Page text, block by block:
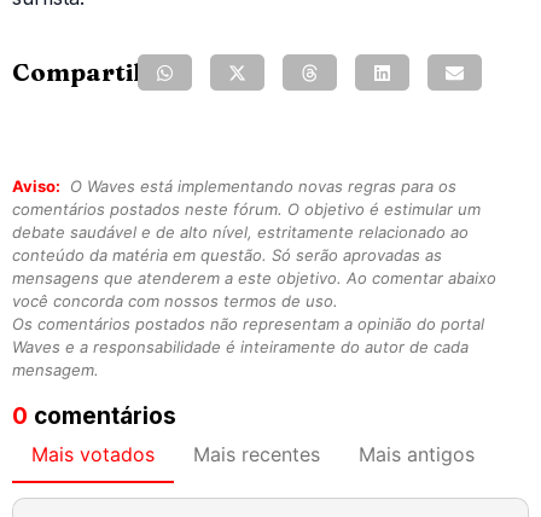
Compartilhe:
Aviso:
O Waves está implementando novas regras para os
comentários postados neste fórum. O objetivo é estimular um
debate saudável e de alto nível, estritamente relacionado ao
conteúdo da matéria em questão. Só serão aprovadas as
mensagens que atenderem a este objetivo. Ao comentar abaixo
você concorda com nossos termos de uso.
Os comentários postados não representam a opinião do portal
Waves e a responsabilidade é inteiramente do autor de cada
mensagem.
0 comentários
Mais votados Mais recentes Mais antigos